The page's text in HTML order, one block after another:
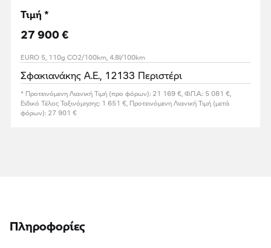
Τιμή *
27 900 €
EURO 5, 110g CO2/100km, 4.8l/100km
Σφακιανάκης Α.Ε., 12133 Περιστέρι
* Προτεινόμενη Λιανική Τιμή (προ φόρων): 21 169 €, Φ.Π.Α.: 5 081 €,
Ειδικό Τέλος Ταξινόμησης: 1 651 €, Προτεινόμενη Λιανική Τιμή (μετά
φόρων): 27 901 €
Πληροφορίες